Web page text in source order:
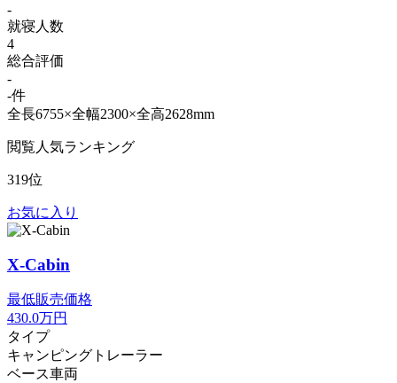
-
就寝人数
4
総合評価
-
-件
全長6755×全幅2300×全高2628mm
閲覧人気ランキング
319位
お気に入り
X-Cabin
最低販売価格
430.0万円
タイプ
キャンピングトレーラー
ベース車両